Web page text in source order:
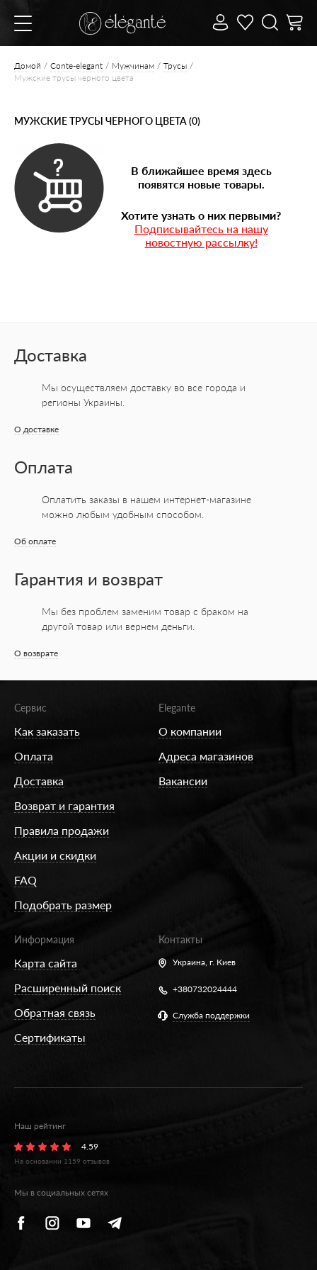
Домой Conte-elegant Мужчинам
Трусы
Мужские трусы черного цвета
МУЖСКИЕ ТРУСЫ ЧЕРНОГО ЦВЕТА (0)
В ближайшее время здесь
появятся новые товары.
Хотите узнать о них первыми?
Подписывайтесь на нашу
новостную рассылку!
Доставка
Мы осуществляем доставку во все города и
регионы Украины.
О доставке
Оплата
Оплатить заказы в нашем интернет-магазине
можно любым удобным способом.
Об оплате
Гарантия и возврат
Мы без проблем заменим товар с браком на
другой товар или вернем деньги.
О возврате
Сервис
Как заказать
Оплата
Доставка
Возврат и гарантия
Правила продажи
Акции и скидки
FAQ
Подобрать размер
Elegante
О компании
Адреса магазинов
Вакансии
Информация
Карта сайта
Расширенный поиск
Обратная связь
Сертификаты
Контакты
Украина, г. Киев
+380732024444
Служба поддержки
Наш рейтинг
4.59
На основании 1159 отзывов
Мы в социальных сетях